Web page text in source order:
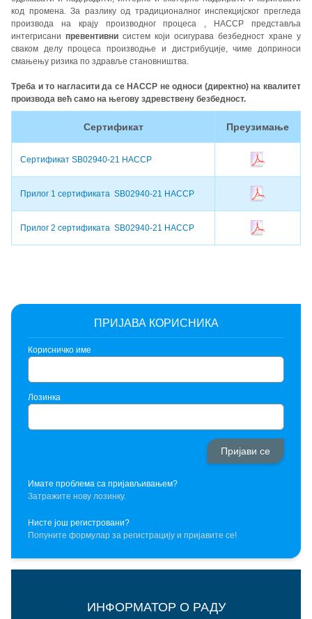
код промена. За разлику од традиционалног инспекцијског прегледа
производа на крају производног процеса , HACCP представља
интегрисани превентивни систем који осигурава безбедност хране у
сваком делу процеса производње и дистрибуције, чиме доприноси
смањењу ризика по здравље становништва.
Треба и то нагласити да се HACCP не односи (директно) на квалитет
производа већ само на његову здревствену безбедност.
Сертификат Преузимање
Сертификат SB02940-21 HACCP
Прилог 1 сертификата SB02940-21 HACCP
Прилог 2 сертификата SB02940-21 HACCP
ПРИЈАВА КОРИСНИКА
Корисничко име
Лозинка
Имате проблема са пријављивањем?
Затражите нову лозинку.
Нисте још регистровани?
Попуните формулар за регистрацију и пријавите се!
ИНФОРМАТОР О РАДУ